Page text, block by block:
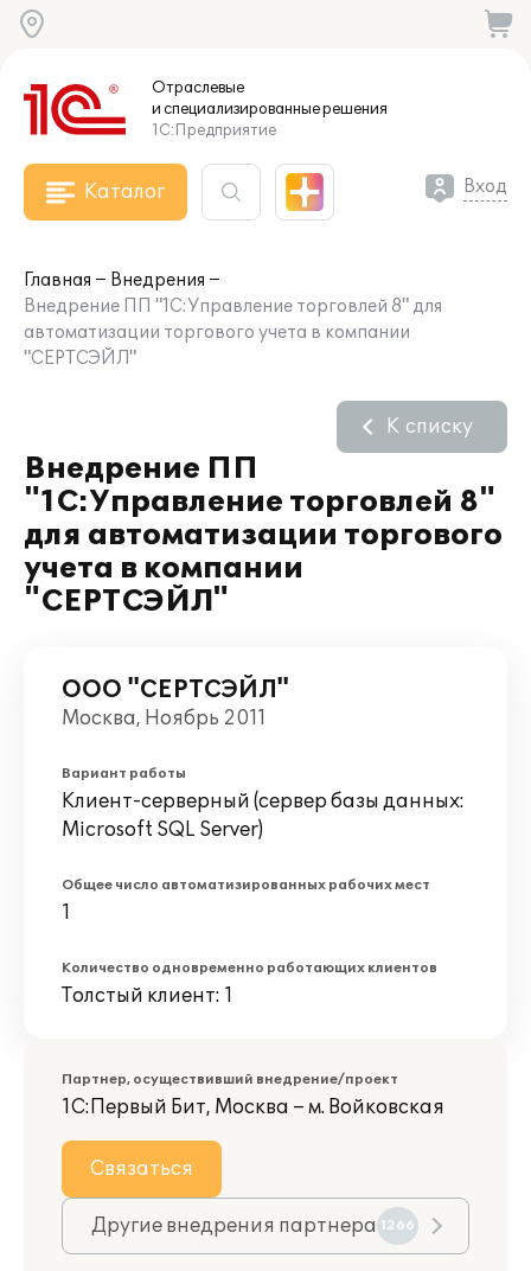
Отраслевые
и специализированныерешения
1С:Предприятие
Каталог Вход
Главная
Внедрения
Внедрение ПП "1С:Управление торговлей 8" для
автоматизации торгового учета в компании
"СЕРТСЭЙЛ"
Внедрение ПП
"1С:Управление торговлей 8"
для автоматизации торгового
учета в компании
"СЕРТСЭЙЛ"
К списку
ООО "СЕРТСЭЙЛ"
Москва, Ноябрь 2011
Вариант работы
Клиент-серверный (сервер базы данных:
Microsoft SQL Server)
Общее число автоматизированных рабочих мест
1
Количество одновременно работающих клиентов
Толстый клиент: 1
Партнер, осуществивший внедрение/проект
1С:Первый Бит, Москва – м. Войковская
Связаться
Другие внедрения партнера 1266